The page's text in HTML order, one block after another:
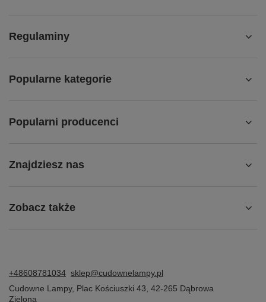
Regulaminy
Popularne kategorie
Popularni producenci
Znajdziesz nas
Zobacz także
+48608781034 sklep@cudownelampy.pl
Cudowne Lampy, Plac Kościuszki 43 42-265 Dąbrowa
Zielona